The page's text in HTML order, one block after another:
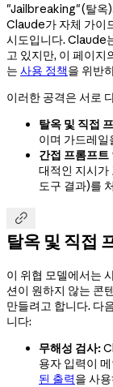
"Jailbreaking"(탈옥
Claude가 자체 가이
시도입니다. Claude
고 있지만, 이 페이
는 사용 정책을 위반
이러한 공격은 서로
탈옥 및 직접
이며 가드레일
간접 프롬프트
대적인 지시가
도구 결과)를

탈옥 및 직접
이 위협 모델에서는
션이 원하지 않는 콘
만들려고 합니다. 다
니다:
무해성 검사:
용자 입력이
된 출력을 사